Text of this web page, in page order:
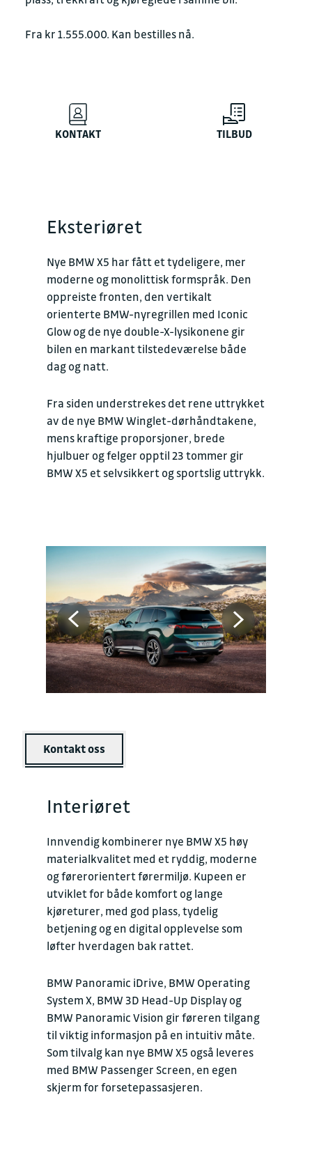
Fra kr 1.555.000. Kan bestilles nå.
KONTAKT TILBUD
Eksteriøret
Nye BMW X5 har fått et tydeligere, mer
moderne og monolittisk formspråk. Den
oppreiste fronten, den vertikalt
orienterte BMW-nyregrillen med Iconic
Glow og de nye double-X-lysikonene gir
bilen en markant tilstedeværelse både
dag og natt.
Fra siden understrekes det rene uttrykket
av de nye BMW Winglet-dørhåndtakene,
mens kraftige proporsjoner, brede
hjulbuer og felger opptil 23 tommer gir
BMW X5 et selvsikkert og sportslig uttrykk.
Kontakt oss
Interiøret
Innvendig kombinerer nye BMW X5 høy
materialkvalitet med et ryddig, moderne
og førerorientert førermiljø. Kupeen er
utviklet for både komfort og lange
kjøreturer, med god plass, tydelig
betjening og en digital opplevelse som
løfter hverdagen bak rattet.
BMW Panoramic iDrive, BMW Operating
System X, BMW 3D Head-Up Display og
BMW Panoramic Vision gir føreren tilgang
til viktig informasjon på en intuitiv måte.
Som tilvalg kan nye BMW X5 også leveres
med BMW Passenger Screen, en egen
skjerm for forsetepassasjeren.